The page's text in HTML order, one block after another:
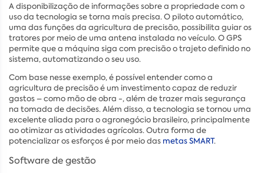
A disponibilização de informações sobre a propriedade com o
uso da tecnologia se torna mais precisa. O piloto automático,
uma das funções da agricultura de precisão, possibilita guiar os
tratores por meio de uma antena instalada no veículo. O GPS
permite que a máquina siga com precisão o trajeto definido no
sistema, automatizando o seu uso.
Com base nesse exemplo, é possível entender como a
agricultura de precisão é um investimento capaz de reduzir
gastos – como mão de obra -, além de trazer mais segurança
na tomada de decisões. Além disso, a tecnologia se tornou uma
excelente aliada para o agronegócio brasileiro, principalmente
ao otimizar as atividades agrícolas. Outra forma de
potencializar os esforços é por meio das metas SMART.
Software de gestão